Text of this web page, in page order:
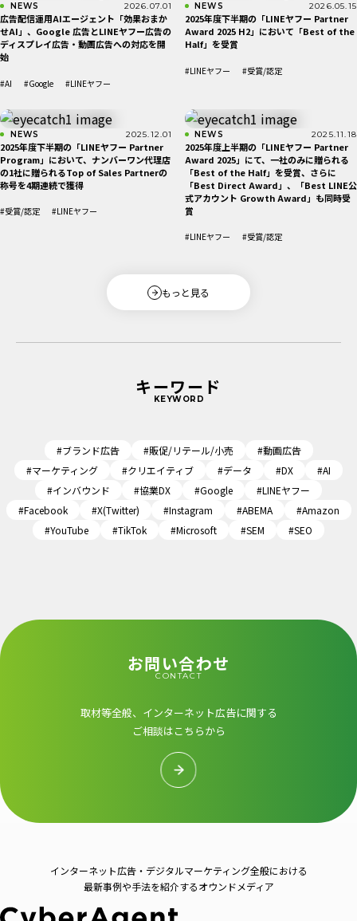
もっと見る
NEWS 2026.07.01
広告配信運用AIエージェント「効果おまか
せAI」、Google 広告とLINEヤフー広告の
ディスプレイ広告・動画広告への対応を開
始
#AI #Google #LINEヤフー
NEWS 2026.05.15
2025年度下半期の「LINEヤフー Partner
Award 2025 H2」において「Best of the
Half」を受賞
#LINEヤフー #受賞/認定
NEWS 2025.12.01
2025年度下半期の「LINEヤフー Partner
Program」において、ナンバーワン代理店
の1社に贈られるTop of Sales Partnerの
称号を4期連続で獲得
#受賞/認定 #LINEヤフー
NEWS 2025.11.18
2025年度上半期の「LINEヤフー Partner
Award 2025」にて、一社のみに贈られる
「Best of the Half」を受賞、さらに
「Best Direct Award」、「Best LINE公
式アカウント Growth Award」も同時受
賞
#LINEヤフー #受賞/認定
キーワード
KEYWORD
#ブランド広告 #販促/リテール/小売
#動画広告
#マーケティング
#クリエイティブ #データ #DX
#AI
#インバウンド
#協業DX #Google
#LINEヤフー
#Facebook
#X(Twitter) #Instagram #ABEMA
#Amazon
#YouTube
#TikTok #Microsoft #SEM #SEO
お問い合わせ
CONTACT
取材等全般、インターネット広告に関する
ご相談はこちらから
インターネット広告・デジタルマーケティング全般における
最新事例や手法を紹介するオウンドメディア